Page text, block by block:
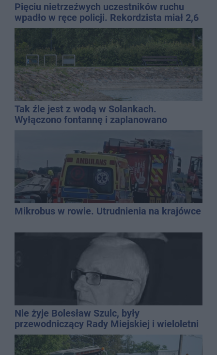
Pięciu nietrzeźwych uczestników ruchu
wpadło w ręce policji. Rekordzista miał 2,6
promila
Tak źle jest z wodą w Solankach.
Wyłączono fontannę i zaplanowano
Mikrobus w rowie. Utrudnienia na krajówce
Nie żyje Bolesław Szulc, były
przewodniczący Rady Miejskiej i wieloletni
dyrektor SP 14